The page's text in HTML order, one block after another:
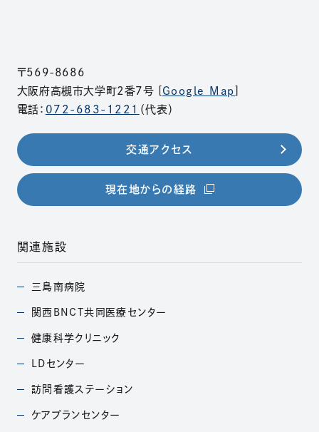
〒569-8686
大阪府高槻市大学町2番7号 [ Google Map
電話： 072-683-1221 （代表）
交通アクセス
現在地からの経路 （別ウィンドウで開きま
関連施設
三島南病院
（別ウィンドウで開きます）
関西BNCT共同医療 センター
（別ウィンドウで開きます）
健康科学クリニック
（別ウィンドウで開きます）
LDセンター
（別ウィンドウで開きます）
訪問看護ステーション
（別ウィンドウで開きます）
ケアプランセンター
（別ウィンドウで開きます）